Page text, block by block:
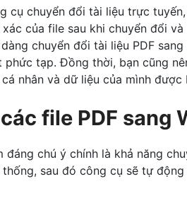
cụ chuyển đổi tài liệu trực
của file sau khi chuyển đổi
chuyển đổi tài liệu PDF
tạp. Đồng thời, bạn cũng
nhân và dữ liệu của mình được
file PDF sang
chú ý chính là khả năng
sau đó công cụ sẽ tự